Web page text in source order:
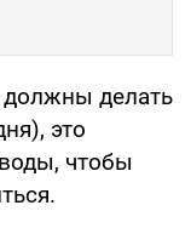
должны делать
это
чтобы